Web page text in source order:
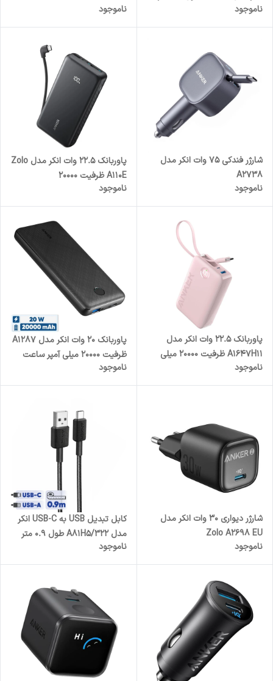
ناموجود
ناموجود
شارژر فندکی 75 وات انکر مدل
A2738
ناموجود
پاوربانک 22.5 وات انکر مدل Zolo
A110E ظرفیت 20000
میلی‌آمپرساعت
ناموجود
پاوربانک 22.5 وات انکر مدل
A1647H11 ظرفیت 20000 میلی
آمپر ساعت
ناموجود
پاوربانک 20 وات انکر مدل A1287
ظرفیت 20000 میلی آمپر ساعت
ناموجود
شارژر دیواری 30 وات انکر مدل
Zolo A2698 EU
ناموجود
کابل تبدیل USB به USB-C انکر
مدل 322/A81H5 طول 0.9 متر
ناموجود